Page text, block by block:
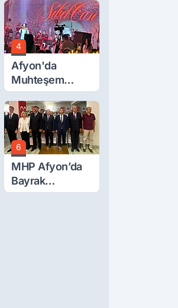
Yerler Didik
Didik Aranıyor
4
Afyon'da
Muhteşem
Düğün
6
MHP Afyon’da
Bayrak
Değişimi!